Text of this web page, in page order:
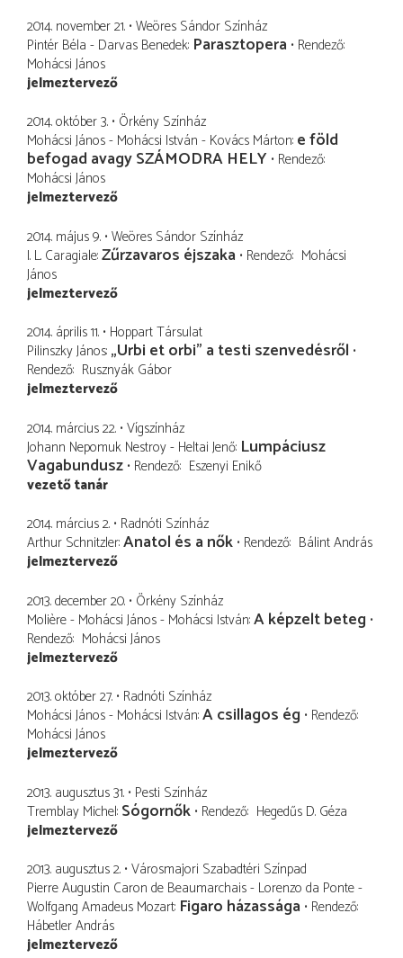
2014. november 21. Weöres Sándor Színház
Pintér Béla - Darvas Benedek Parasztopera Rendező
Mohácsi János
jelmeztervező
2014. október 3. Örkény Színház
Mohácsi János - Mohácsi István - Kovács Márton e föld
befogad avagy SZÁMODRA HELY Rendező
Mohácsi János
jelmeztervező
2014. május 9. Weöres Sándor Színház
I. L. Caragiale Zűrzavaros éjszaka Rendező Mohácsi
János
jelmeztervező
2014. április 11. Hoppart Társulat
Pilinszky János „Urbi et orbi" a testi szenvedésről
Rendező Rusznyák Gábor
jelmeztervező
2014. március 22. Vígszínház
Johann Nepomuk Nestroy - Heltai Jenő Lumpáciusz
Vagabundusz Rendező Eszenyi Enikő
vezető tanár
2014. március 2. Radnóti Színház
Arthur Schnitzler Anatol és a nők Rendező Bálint András
jelmeztervező
2013. december 20. Örkény Színház
Molière - Mohácsi János - Mohácsi István A képzelt beteg
Rendező Mohácsi János
jelmeztervező
2013. október 27. Radnóti Színház
Mohácsi János - Mohácsi István A csillagos ég Rendező
Mohácsi János
jelmeztervező
2013. augusztus 31. Pesti Színház
Tremblay Michel Sógornők Rendező Hegedűs D. Géza
jelmeztervező
2013. augusztus 2. Városmajori Szabadtéri Színpad
Pierre Augustin Caron de Beaumarchais - Lorenzo da Ponte -
Wolfgang Amadeus Mozart Figaro házassága Rendező
Hábetler András
jelmeztervező